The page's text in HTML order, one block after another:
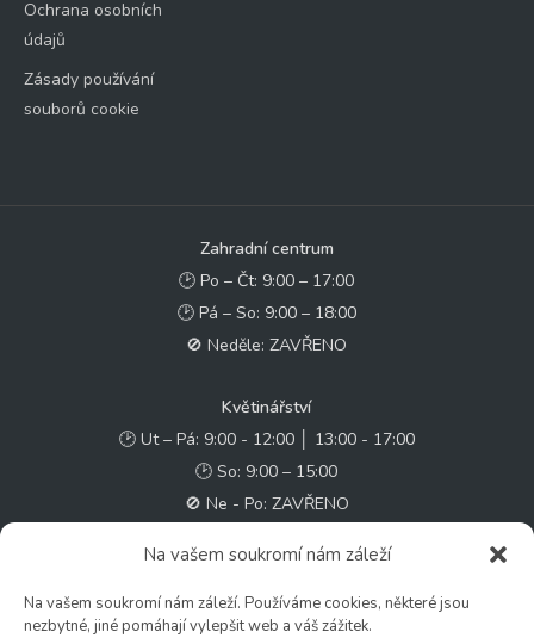
Na vašem soukromí nám záleží
Na vašem soukromí nám záleží. Používáme cookies, některé jsou
nezbytné, jiné pomáhají vylepšit web a váš zážitek.
Ochrana osobních
údajů
Zásady používání
souborů cookie
Zahradní centrum
🕑 Po – Čt: 9:00 – 17:00
🕑 Pá – So: 9:00 – 18:00
🚫 Neděle: ZAVŘENO
Květinářství
🕑 Ut – Pá: 9:00 - 12:00 │ 13:00 - 17:00
🕑 So: 9:00 – 15:00
🚫 Ne - Po: ZAVŘENO
Rychlý kontakt:
✉️ e-shop@zcstrakovo.cz